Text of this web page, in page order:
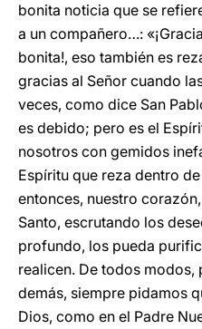
bonita noticia que se
a un compañero…:
bonita!, eso también es
gracias al Señor cuando
veces, como dice San
es debido; pero es el
nosotros con gemidos
Espíritu que reza dentro
entonces, nuestro
Santo, escrutando los
profundo, los pueda
realicen. De todos
demás, siempre pidamos
Dios, como en el Padre